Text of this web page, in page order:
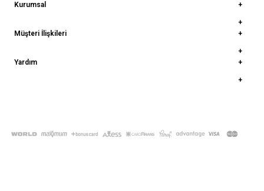
Kurumsal
Müşteri İlişkileri
Yardım